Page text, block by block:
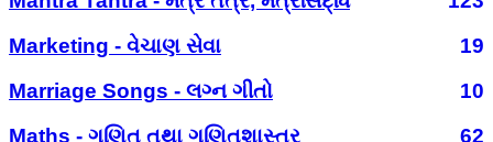
Marketing - વેચાણ સેવા
19
Marriage Songs - લગ્ન ગીતો
10
Maths - ગણિત તથા ગણિતશાસ્ત્ર
62